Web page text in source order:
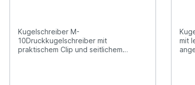
Kugelschreiber M-
10Druckkugelschreiber mit
praktischem Clip und seitlichem
mit